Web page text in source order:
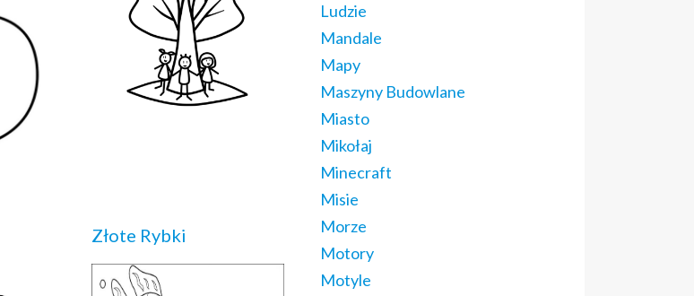
Złote Rybki
Ludzie
Mandale
Mapy
Maszyny Budowlane
Miasto
Mikołaj
Minecraft
Misie
Morze
Motory
Motyle